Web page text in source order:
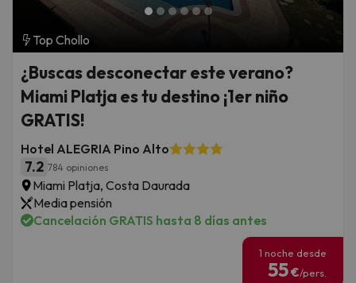
Top Chollo
¿Buscas desconectar este verano?
Miami Platja es tu destino ¡1er niño
GRATIS!
Hotel ALEGRIA Pino Alto
7.2 784 opiniones
Miami Platja, Costa Daurada
Media pensión
Cancelación GRATIS hasta 8 días antes
1 noche desde
55€/pers.